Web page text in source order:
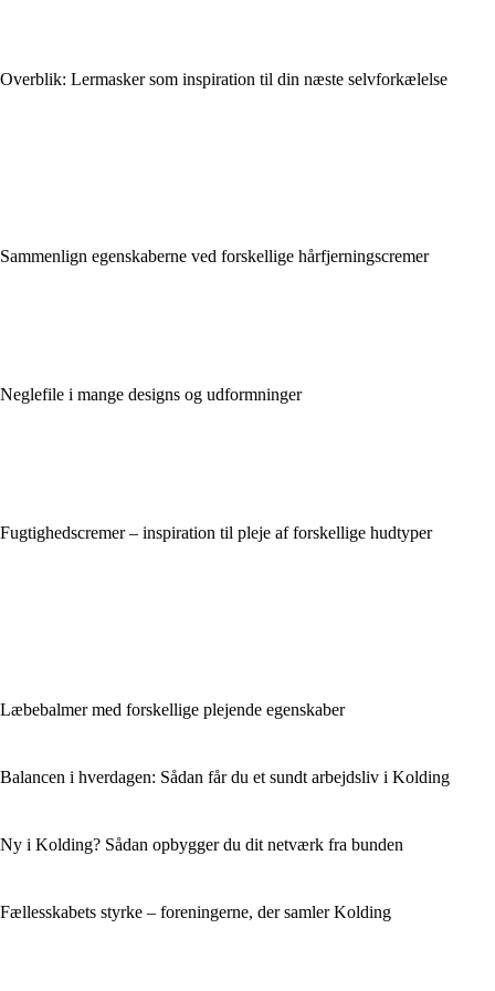
Overblik: Lermasker som inspiration til din næste selvforkælelse
Sammenlign egenskaberne ved forskellige hårfjerningscremer
Neglefile i mange designs og udformninger
Fugtighedscremer – inspiration til pleje af forskellige hudtyper
Læbebalmer med forskellige plejende egenskaber
Balancen i hverdagen: Sådan får du et sundt arbejdsliv i Kolding
Ny i Kolding? Sådan opbygger du dit netværk fra bunden
Fællesskabets styrke – foreningerne, der samler Kolding